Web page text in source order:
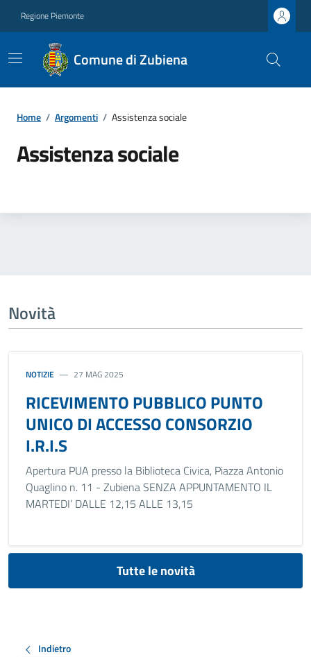
Regione Piemonte
Comune di Zubiena
Home / Argomenti / Assistenza sociale
Assistenza sociale
Novità
NOTIZIE 27 MAG 2025
RICEVIMENTO PUBBLICO PUNTO
UNICO DI ACCESSO CONSORZIO
I.R.I.S
Apertura PUA presso la Biblioteca Civica, Piazza Antonio
Quaglino n. 11 - Zubiena SENZA APPUNTAMENTO IL
MARTEDI’ DALLE 12,15 ALLE 13,15
Tutte le novità
Indietro